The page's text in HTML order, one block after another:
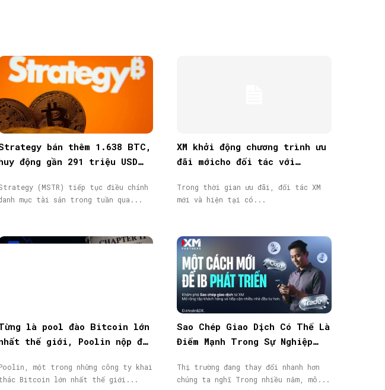
bán thêm 1.638 BTC,
động gần 291 triệu USD
(MSTR) tiếp tục điều chỉnh
mục tài sản trong tuần qua...
XM khởi động chương trình ưu
đãi mớicho đối tác với
40.000$
Trong thời gian ưu đãi, đối tác XM
mới và hiện tại có...
là pool đào Bitcoin lớn
thế giới, Poolin nộp đơn
một trong những công ty khai
Bitcoin lớn nhất thế giới...
Sao Chép Giao Dịch Có Thể Là
Điểm Mạnh Trong Sự Nghiệp
Thị trường đang thay đổi nhanh hơn
chúng ta nghĩ Trong nhiều năm, mô...